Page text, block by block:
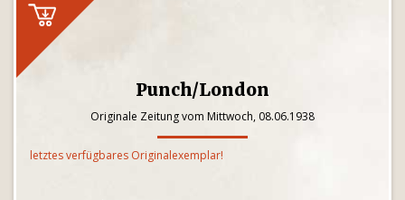
Punch/London
Originale Zeitung vom Mittwoch, 08.06.1938
letztes verfügbares Originalexemplar!